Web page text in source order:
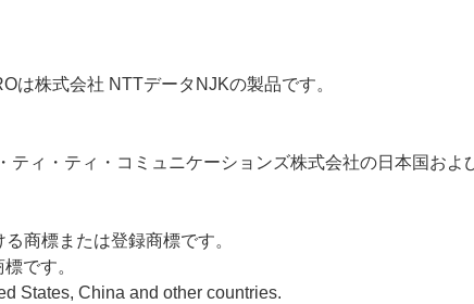
は株式会社 NTTデータNJKの製品です。
ィ・ティ・コミュニケーションズ株式会社の日本国お
商標または登録商標です。
です。
States, China and other countries.